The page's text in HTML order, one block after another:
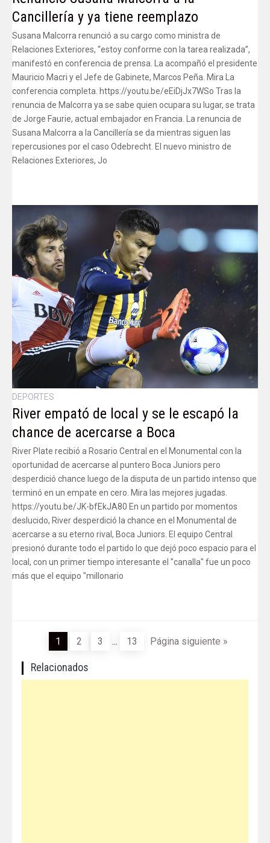
Cancillería y ya tiene reemplazo
Susana Malcorra renunció a su cargo como ministra de
Relaciones Exteriores, “estoy conforme con la tarea realizada”,
manifestó en conferencia de prensa. La acompañó el presidente
Mauricio Macri y el Jefe de Gabinete, Marcos Peña. Mira La
conferencia completa. https://youtu.be/eEiDjJx7WSo Tras la
renuncia de Malcorra ya se sabe quien ocupara su lugar, se trata
de Jorge Faurie, actual embajador en Francia. La renuncia de
Susana Malcorra a la Cancillería se da mientras siguen las
repercusiones por el caso Odebrecht. El nuevo ministro de
Relaciones Exteriores, Jo
DEPORTES
River empató de local y se le escapó la
chance de acercarse a Boca
River Plate recibió a Rosario Central en el Monumental con la
oportunidad de acercarse al puntero Boca Juniors pero
desperdició chance luego de la disputa de un partido intenso que
terminó en un empate en cero. Mira las mejores jugadas.
https://youtu.be/JK-bfEkJA80 En un partido por momentos
deslucido, River desperdició la chance en el Monumental de
acercarse a su eterno rival, Boca Juniors. El equipo Central
presionó durante todo el partido lo que dejó poco espacio para el
local, con un primer tiempo interesante el "canalla" fue un poco
más que el equipo "millonario
1 2 3 ... 13 Página siguiente »
Relacionados